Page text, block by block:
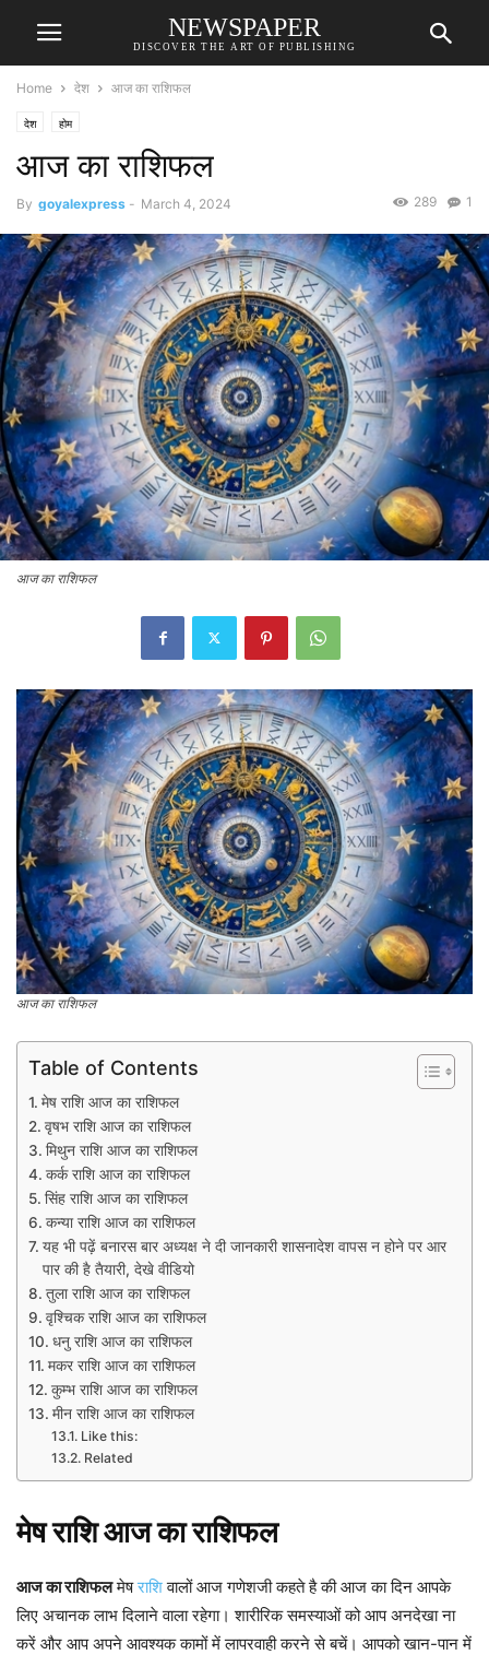
NEWSPAPER
DISCOVER THE ART OF PUBLISHING
Home देश आज का राशिफल
देश होम
आज का राशिफल
By goyalexpress - March 4, 2024 1
289
आज का राशिफल
आज का राशिफल
Table of Contents
मेष राशि आज का राशिफल
वृषभ राशि आज का राशिफल
मिथुन राशि आज का राशिफल
कर्क राशि आज का राशिफल
सिंह राशि आज का राशिफल
कन्या राशि आज का राशिफल
यह भी पढ़ें बनारस बार अध्यक्ष ने दी जानकारी शासनादेश वापस न होने पर आर
पार की है तैयारी, देखे वीडियो
तुला राशि आज का राशिफल
वृश्चिक राशि आज का राशिफल
धनु राशि आज का राशिफल
मकर राशि आज का राशिफल
कुम्भ राशि आज का राशिफल​
मीन राशि आज का राशिफल
Like this:
Related
मेषराशिआजकाराशिफल
आज का राशिफलमेषराशिवालों आज गणेशजी कहते है की आज का दिन आपके
लिए अचानक लाभ दिलाने वाला रहेगा। शारीरिक समस्याओं को आप अनदेखा ना
करें और आप अपने आवश्यक कामों में लापरवाही करने से बचें। आपको खान-पान में